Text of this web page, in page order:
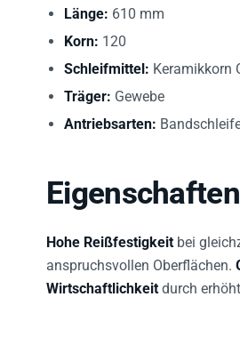
Länge: 610 mm
Korn: 120
Schleifmittel: Keramikkorn
Träger: Gewebe
Antriebsarten:
Hohe Reißfestigkeit bei
anspruchsvollen Oberflächen.
Wirtschaftlichkeit durch